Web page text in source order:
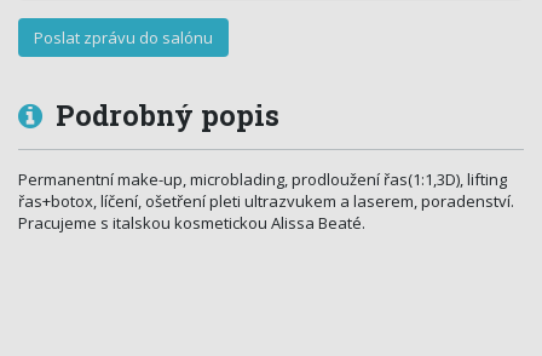
Podrobný popis
Permanentní make-up, microblading, prodloužení řas(1:1,3D), lifting
řas+botox, líčení, ošetření pleti ultrazvukem a laserem, poradenství.
Pracujeme s italskou kosmetickou Alissa Beaté.